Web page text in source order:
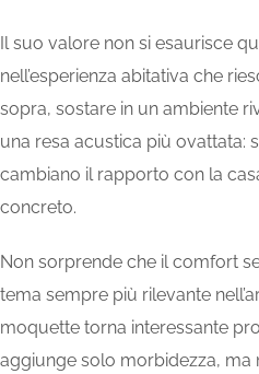
Il suo valore non si esaurisce
nell’esperienza abitativa che
sopra, sostare in un ambiente
una resa acustica più ovattata:
cambiano il rapporto con la
concreto.
Non sorprende che il comfort
tema sempre più rilevante
moquette torna interessante
aggiunge solo morbidezza,